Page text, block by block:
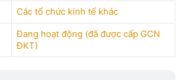
Các tổ chức kinh tế khác
Đang hoạt động (đã được cấp GCN
ĐKT)